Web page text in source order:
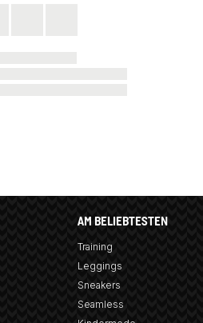
AM BELIEBTESTEN
Training
Leggings
Sneakers
Seamless